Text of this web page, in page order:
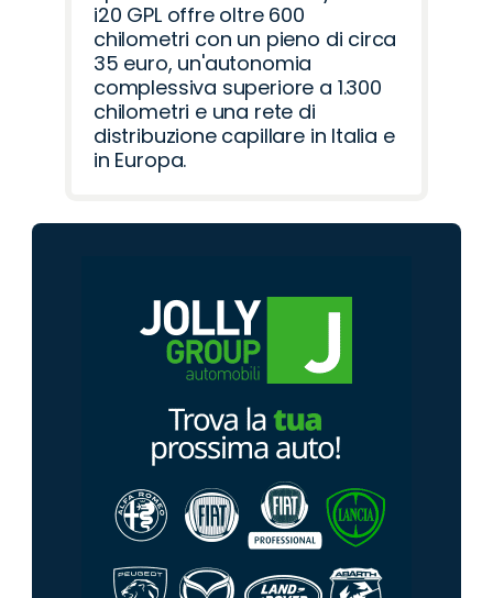
i20 GPL offre oltre 600
chilometri con un pieno di circa
35 euro, un'autonomia
complessiva superiore a 1.300
chilometri e una rete di
distribuzione capillare in Italia e
in Europa.